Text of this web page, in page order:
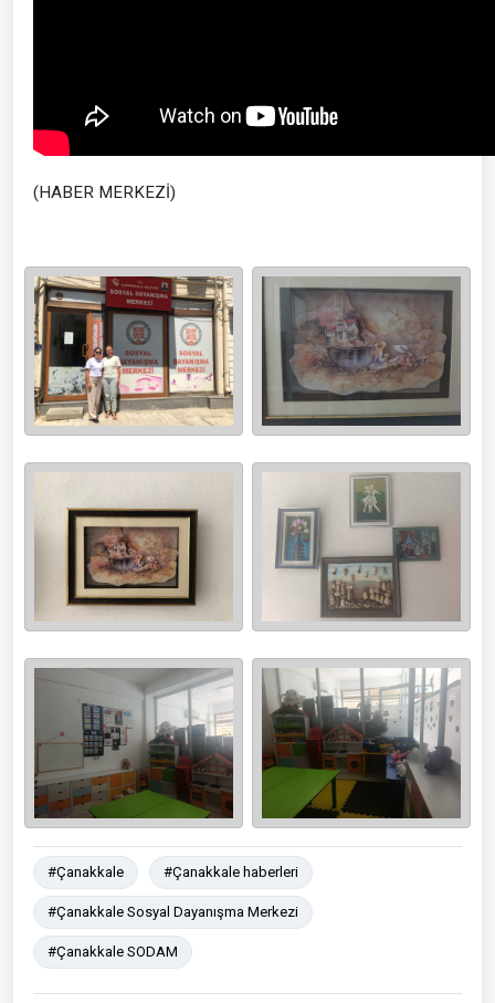
(HABER MERKEZİ)
#Çanakkale #Çanakkale haberleri
#Çanakkale Sosyal Dayanışma Merkezi
#Çanakkale SODAM